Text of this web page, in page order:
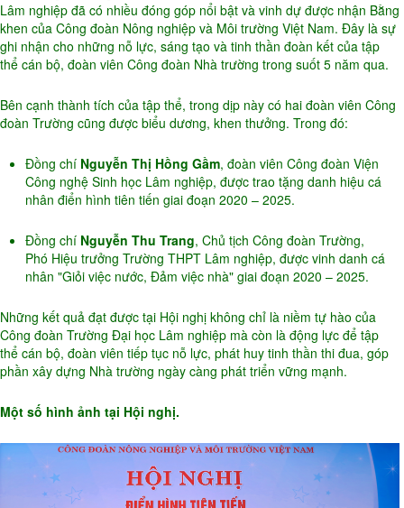
Lâm nghiệp đã có nhiều đóng góp nổi bật và vinh dự được nhận Bằng
khen của Công đoàn Nông nghiệp và Môi trường Việt Nam. Đây là sự
ghi nhận cho những nỗ lực, sáng tạo và tinh thần đoàn kết của tập
thể cán bộ, đoàn viên Công đoàn Nhà trường trong suốt 5 năm qua.
Bên cạnh thành tích của tập thể, trong dịp này có hai đoàn viên Công
đoàn Trường cũng được biểu dương, khen thưởng. Trong đó:
Đồng chí Nguyễn Thị Hồng Gầm, đoàn viên Công đoàn Viện
Công nghệ Sinh học Lâm nghiệp, được trao tặng danh hiệu cá
nhân điển hình tiên tiến giai đoạn 2020 – 2025.
Đồng chí Nguyễn Thu Trang, Chủ tịch Công đoàn Trường,
Phó Hiệu trưởng Trường THPT Lâm nghiệp, được vinh danh cá
nhân "Giỏi việc nước, Đảm việc nhà" giai đoạn 2020 – 2025.
Những kết quả đạt được tại Hội nghị không chỉ là niềm tự hào của
Công đoàn Trường Đại học Lâm nghiệp mà còn là động lực để tập
thể cán bộ, đoàn viên tiếp tục nỗ lực, phát huy tinh thần thi đua, góp
phần xây dựng Nhà trường ngày càng phát triển vững mạnh.
Một số hình ảnh tại Hội nghị.